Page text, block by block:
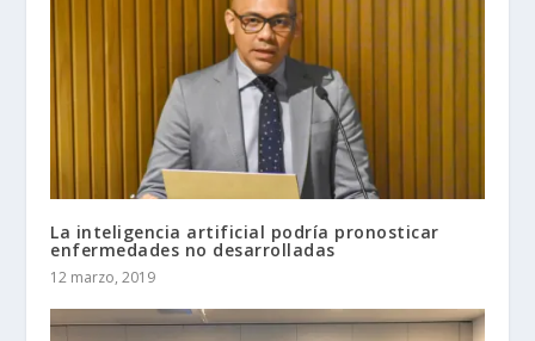
La inteligencia artificial podría pronosticar
enfermedades no desarrolladas
12 marzo, 2019